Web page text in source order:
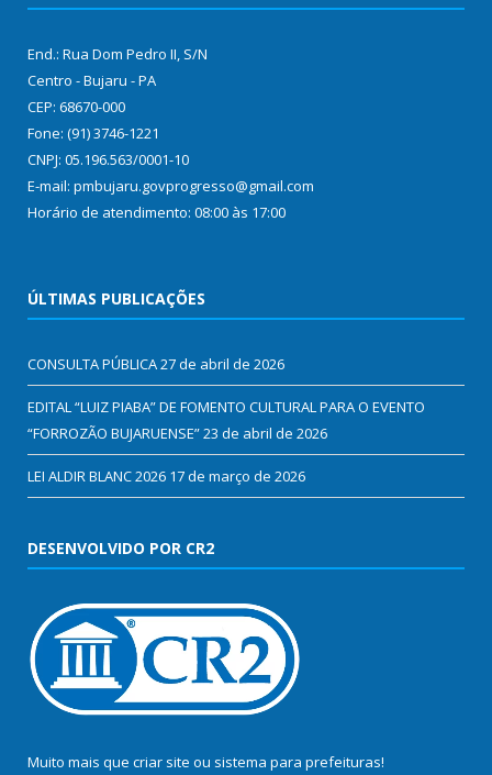
End.: Rua Dom Pedro II, S/N
Centro - Bujaru - PA
CEP: 68670-000
Fone: (91) 3746-1221
CNPJ: 05.196.563/0001-10
E-mail: pmbujaru.govprogresso@gmail.com
Horário de atendimento: 08:00 às 17:00
ÚLTIMAS PUBLICAÇÕES
CONSULTA PÚBLICA27 de abril de 2026
EDITAL “LUIZ PIABA” DE FOMENTO CULTURAL PARA O EVENTO
“FORROZÃO BUJARUENSE”23 de abril de 2026
LEI ALDIR BLANC 2026 17 de março de 2026
DESENVOLVIDO POR CR2
Muito mais que criar site ou sistema para prefeituras!